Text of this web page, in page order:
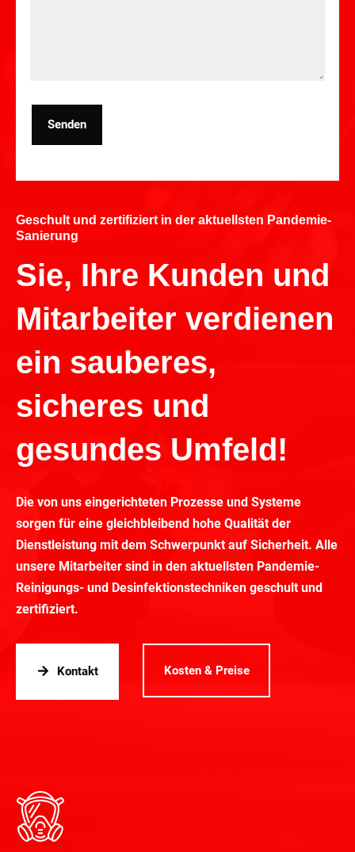
Senden
Geschult und zertifiziert in der aktuellsten Pandemie-
Sanierung
Sie, Ihre Kunden und
Mitarbeiter verdienen
ein sauberes,
sicheres und
gesundes Umfeld!
Die von uns eingerichteten Prozesse und Systeme
sorgen für eine gleichbleibend hohe Qualität der
Dienstleistung mit dem Schwerpunkt auf Sicherheit. Alle
unsere Mitarbeiter sind in den aktuellsten Pandemie-
Reinigungs- und Desinfektionstechniken geschult und
zertifiziert.
Kontakt Kosten & Preise